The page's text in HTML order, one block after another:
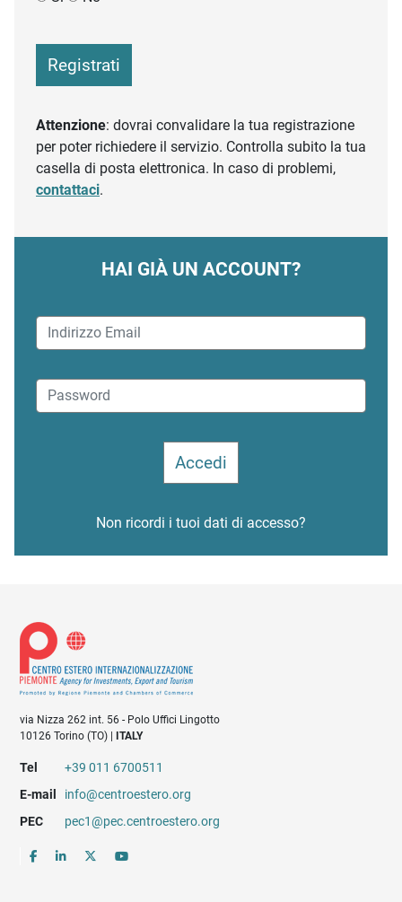
Registrati
Attenzione: dovrai convalidare la tua registrazione
per poter richiedere il servizio. Controlla subito la tua
casella di posta elettronica. In caso di problemi,
contattaci.
HAI GIÀ UN ACCOUNT?
Non ricordi i tuoi dati di accesso?
via Nizza 262 int. 56 - Polo Uffici Lingotto
10126 Torino (TO) |ITALY
Tel
+39 011 6700511
E-mail
info@centroestero.org
PEC
pec1@pec.centroestero.org